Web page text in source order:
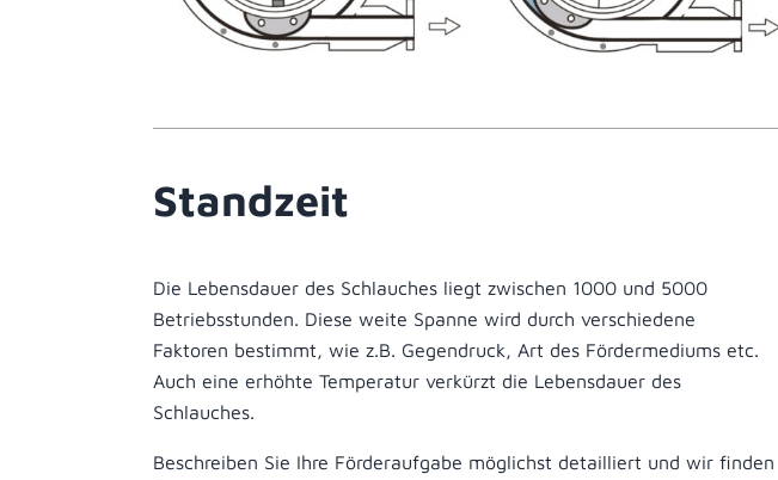
Standzeit
Die Lebensdauer des Schlauches liegt zwischen 1000 und 5000
Betriebsstunden. Diese weite Spanne wird durch verschiedene
Faktoren bestimmt, wie z.B. Gegendruck, Art des Fördermediums etc.
Auch eine erhöhte Temperatur verkürzt die Lebensdauer des
Schlauches.
Beschreiben Sie Ihre Förderaufgabe möglichst detailliert und wir finden